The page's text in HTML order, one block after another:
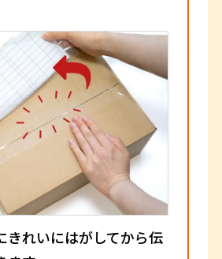
きれいにはがしてから伝